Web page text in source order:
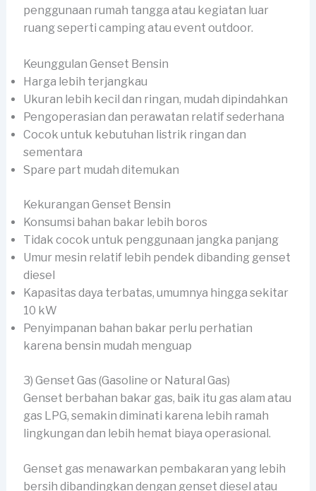
penggunaan rumah tangga atau kegiatan luar
ruang seperti camping atau event outdoor.
Keunggulan Genset Bensin
Harga lebih terjangkau
Ukuran lebih kecil dan ringan, mudah dipindahkan
Pengoperasian dan perawatan relatif sederhana
Cocok untuk kebutuhan listrik ringan dan
sementara
Spare part mudah ditemukan
Kekurangan Genset Bensin
Konsumsi bahan bakar lebih boros
Tidak cocok untuk penggunaan jangka panjang
Umur mesin relatif lebih pendek dibanding genset
diesel
Kapasitas daya terbatas, umumnya hingga sekitar
10 kW
Penyimpanan bahan bakar perlu perhatian
karena bensin mudah menguap
3) Genset Gas (Gasoline or Natural Gas)
Genset berbahan bakar gas, baik itu gas alam atau
gas LPG, semakin diminati karena lebih ramah
lingkungan dan lebih hemat biaya operasional.
Genset gas menawarkan pembakaran yang lebih
bersih dibandingkan dengan genset diesel atau